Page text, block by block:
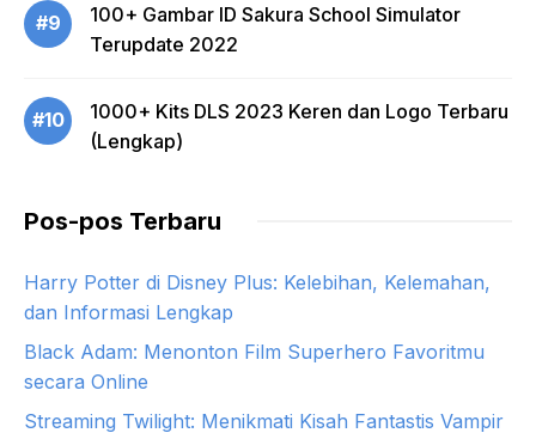
#9
100+ Gambar ID Sakura School Simulator
Terupdate 2022
#10
1000+ Kits DLS 2023 Keren dan Logo Terbaru
(Lengkap)
Pos-pos Terbaru
Harry Potter di Disney Plus: Kelebihan, Kelemahan,
dan Informasi Lengkap
Black Adam: Menonton Film Superhero Favoritmu
secara Online
Streaming Twilight: Menikmati Kisah Fantastis Vampir